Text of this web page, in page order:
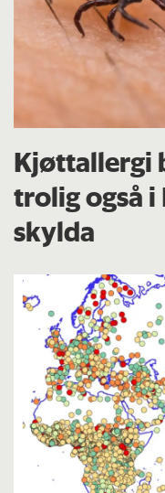
Kjøttallergi
trolig også i
skylda